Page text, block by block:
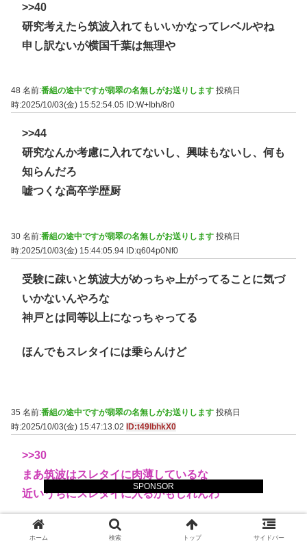
SPONSOR
>>40
研究考えたら筑波入れてもいいかなってレベルやね
申し訳ないが横国千葉は無理や
48 名前:番組の途中ですが翡翠の名無しがお送りします 投稿日
時:2025/10/03(金) 15:52:54.05
ID:W+Ibh/8r0
>>44
研究なんか考慮に入れてないし、興味もないし、何も
知らんだろ
嘘つくな高卒学歴厨
30 名前:番組の途中ですが翡翠の名無しがお送りします 投稿日
時:2025/10/03(金) 15:44:05.94 ID:q604p0Nf0
受験に疎いと筑波大がめっちゃ上がってることに気づ
いかないんやろな
神戸とは同等以上になっちゃってる
ほんでもスレタイには乗らんけど
35 名前:番組の途中ですが翡翠の名無しがお送りします 投稿日
時:2025/10/03(金) 15:47:13.02
ID:t49lbhkX0
>>30
まあ筑波はスレタイに肉薄しているな
近いうちにスレタイに入るかもしれんわ
31 名前:番組の途中ですが翡翠の名無しがお送りします
ホーム 検索 トップ サイドバー